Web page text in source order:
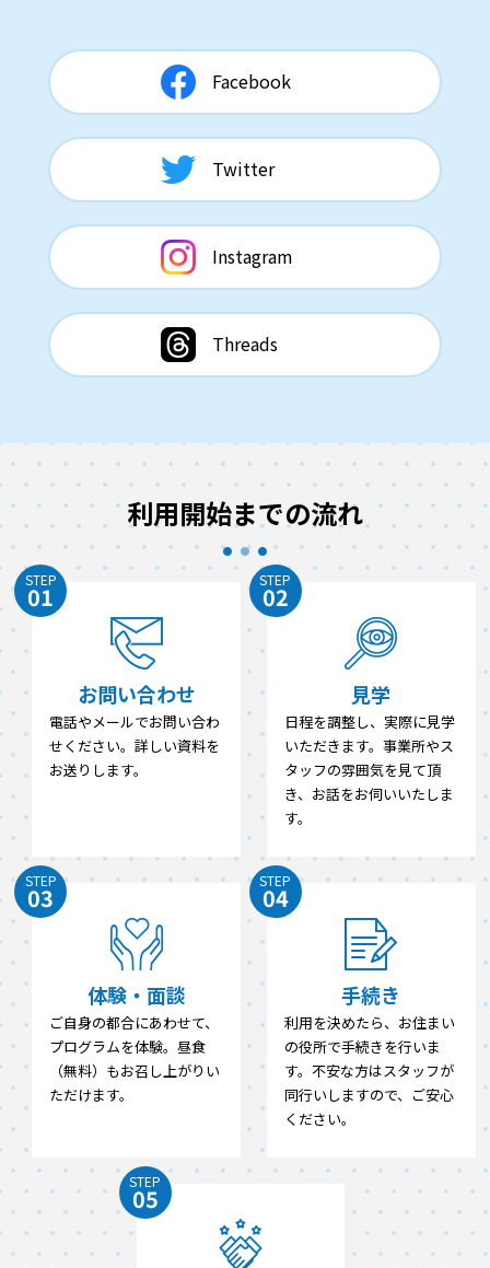
Facebook
Twitter
Instagram
Threads
利用開始までの流れ
STEP
01
お問い合わせ
電話やメールでお問い合わ
せください。詳しい資料を
お送りします。
STEP
02
見学
日程を調整し、実際に見学
いただきます。事業所やス
タッフの雰囲気を見て頂
き、お話をお伺いいたしま
す。
STEP
03
体験・面談
ご自身の都合にあわせて、
プログラムを体験。昼食
（無料）もお召し上がりい
ただけます。
STEP
04
手続き
利用を決めたら、お住まい
の役所で手続きを行いま
す。不安な方はスタッフが
同行いしますので、ご安心
ください。
STEP
05